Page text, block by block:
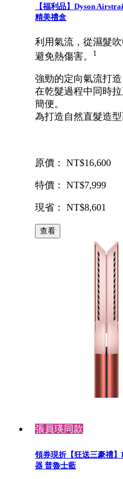
【福利品】Dyson
精美禮盒
利用氣流，從濕髮
避免熱傷害。
1
強勁的定向氣流打造
在乾髮過程中同時
簡便。
為打造自然直髮造型
原價： NT$16,600
特價： NT$7,999
現省： NT$8,601
查看
張員瑛同款
領券現折【狂送三豪禮
器 普魯士藍